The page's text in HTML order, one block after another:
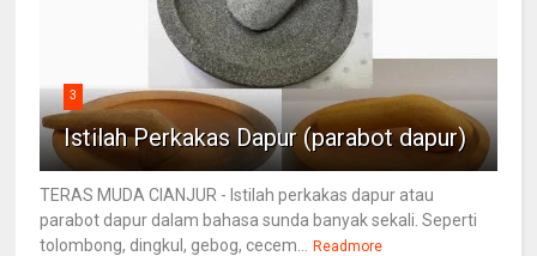
3
Istilah Perkakas Dapur (parabot dapur)
TERAS MUDA CIANJUR - Istilah perkakas dapur atau
parabot dapur dalam bahasa sunda banyak sekali. Seperti
tolombong, dingkul, gebog, cecem...
Readmore